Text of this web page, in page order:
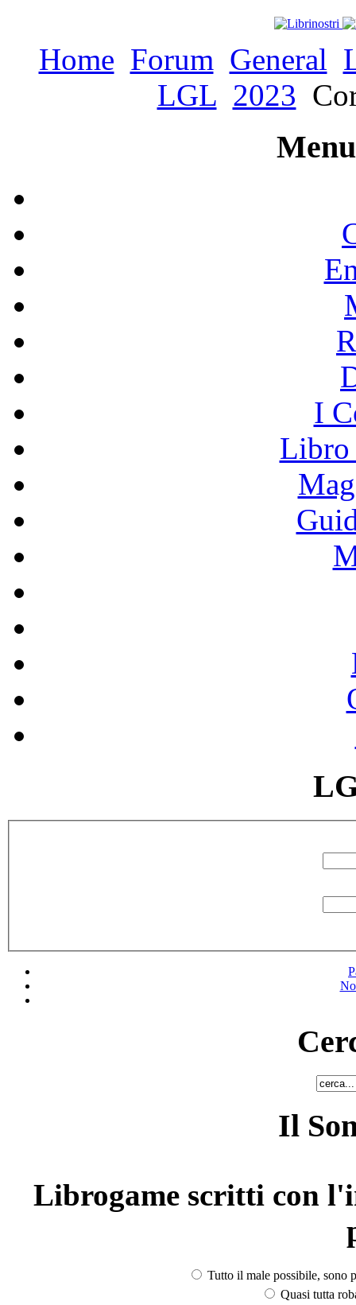
Home Forum General
LGL 2023
I
Libro
Il
Librogame scritti con
Tutto il male possibile, sono
Quasi tutta